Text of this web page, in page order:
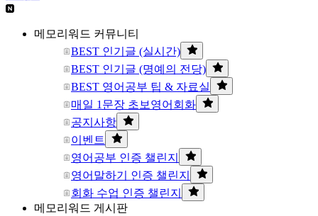
메모리워드 커뮤니티
BEST 인기글 (실시간)
BEST 인기글 (명예의 전당)
BEST 영어공부 팁 & 자료실
매일 1문장 초보영어회화
공지사항
이벤트
영어공부 인증 챌린지
영어말하기 인증 챌린지
회화 수업 인증 챌린지
메모리워드 게시판